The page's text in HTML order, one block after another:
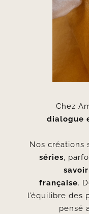
Chez
dialogue
Nos créations
séries,
française.
l’équilibre des
pensé